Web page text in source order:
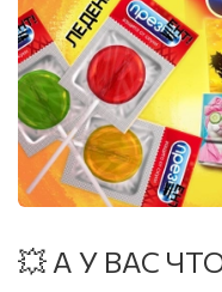
💥 А У ВАС